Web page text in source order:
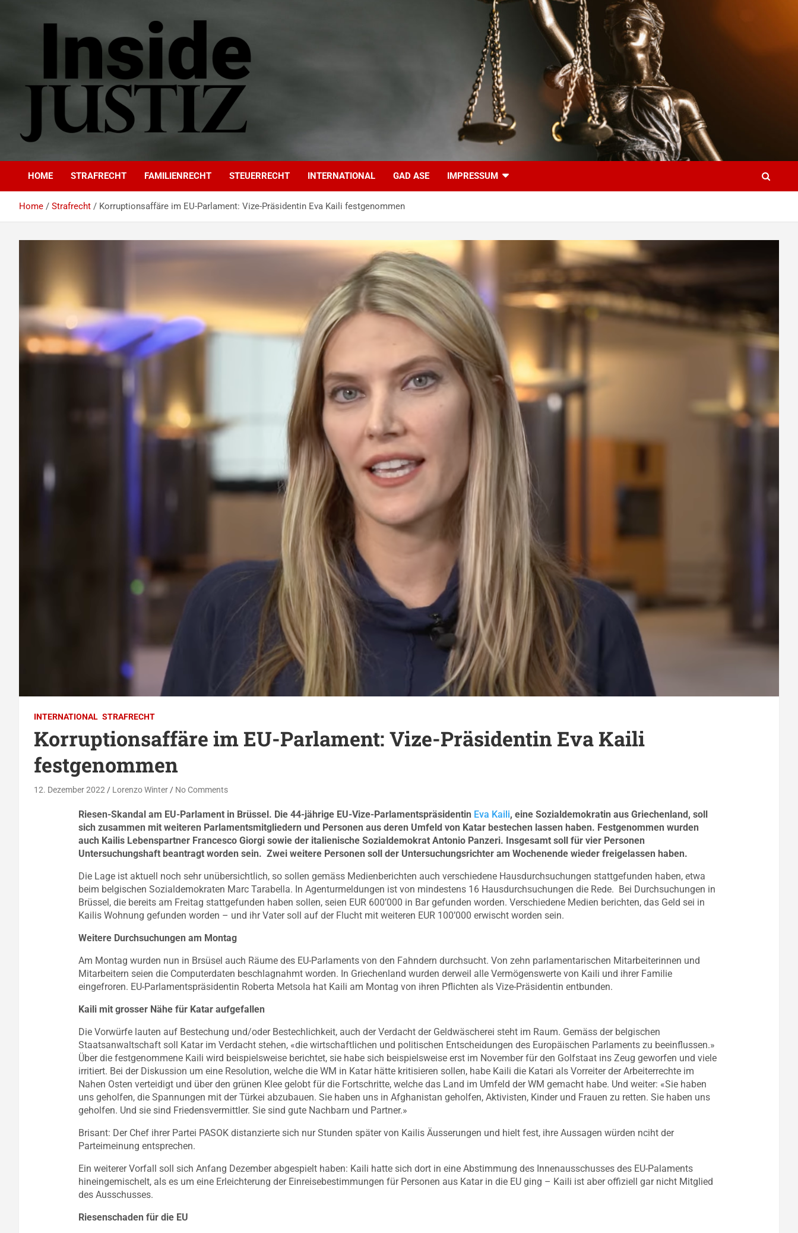
INSIDE-JUSTIZ
HOME STRAFRECHT FAMILIENRECHT STEUERRECHT INTERNATIONAL GAD ASE IMPRESSUM
Home Strafrecht Korruptionsaffäre im EU-Parlament: Vize-Präsidentin Eva Kaili festgenommen
INTERNATIONAL STRAFRECHT
Korruptionsaffäre im EU-Parlament: Vize-Präsidentin Eva Kaili
festgenommen
12. Dezember 2022 Lorenzo Winter No Comments
Riesen-Skandal am EU-Parlament in Brüssel. Die 44-jährige EU-Vize-Parlamentspräsidentin Eva Kaili, eine Sozialdemokratin aus Griechenland, soll
sich zusammen mit weiteren Parlamentsmitgliedern und Personen aus deren Umfeld von Katar bestechen lassen haben. Festgenommen wurden
auch Kailis Lebenspartner Francesco Giorgi sowie der italienische Sozialdemokrat Antonio Panzeri. Insgesamt soll für vier Personen
Untersuchungshaft beantragt worden sein. Zwei weitere Personen soll der Untersuchungsrichter am Wochenende wieder freigelassen haben.
Die Lage ist aktuell noch sehr unübersichtlich, so sollen gemäss Medienberichten auch verschiedene Hausdurchsuchungen stattgefunden haben, etwa
beim belgischen Sozialdemokraten Marc Tarabella. In Agenturmeldungen ist von mindestens 16 Hausdurchsuchungen die Rede. Bei Durchsuchungen in
Brüssel, die bereits am Freitag stattgefunden haben sollen, seien EUR 600’000 in Bar gefunden worden. Verschiedene Medien berichten, das Geld sei in
Kailis Wohnung gefunden worden – und ihr Vater soll auf der Flucht mit weiteren EUR 100’000 erwischt worden sein.
Weitere Durchsuchungen am Montag
Am Montag wurden nun in Brsüsel auch Räume des EU-Parlaments von den Fahndern durchsucht. Von zehn parlamentarischen Mitarbeiterinnen und
Mitarbeitern seien die Computerdaten beschlagnahmt worden. In Griechenland wurden derweil alle Vermögenswerte von Kaili und ihrer Familie
eingefroren. EU-Parlamentspräsidentin Roberta Metsola hat Kaili am Montag von ihren Pflichten als Vize-Präsidentin entbunden.
Kaili mit grosser Nähe für Katar aufgefallen
Die Vorwürfe lauten auf Bestechung und/oder Bestechlichkeit, auch der Verdacht der Geldwäscherei steht im Raum. Gemäss der belgischen
Staatsanwaltschaft soll Katar im Verdacht stehen, «die wirtschaftlichen und politischen Entscheidungen des Europäischen Parlaments zu beeinflussen.»
Über die festgenommene Kaili wird beispielsweise berichtet, sie habe sich beispielsweise erst im November für den Golfstaat ins Zeug geworfen und viele
irritiert. Bei der Diskussion um eine Resolution, welche die WM in Katar hätte kritisieren sollen, habe Kaili die Katari als Vorreiter der Arbeiterrechte im
Nahen Osten verteidigt und über den grünen Klee gelobt für die Fortschritte, welche das Land im Umfeld der WM gemacht habe. Und weiter: «Sie haben
uns geholfen, die Spannungen mit der Türkei abzubauen. Sie haben uns in Afghanistan geholfen, Aktivisten, Kinder und Frauen zu retten. Sie haben uns
geholfen. Und sie sind Friedensvermittler. Sie sind gute Nachbarn und Partner.»
Brisant: Der Chef ihrer Partei PASOK distanzierte sich nur Stunden später von Kailis Äusserungen und hielt fest, ihre Aussagen würden nciht der
Parteimeinung entsprechen.
Ein weiterer Vorfall soll sich Anfang Dezember abgespielt haben: Kaili hatte sich dort in eine Abstimmung des Innenausschusses des EU-Palaments
hineingemischelt, als es um eine Erleichterung der Einreisebestimmungen für Personen aus Katar in die EU ging – Kaili ist aber offiziell gar nicht Mitglied
des Ausschusses.
Riesenschaden für die EU